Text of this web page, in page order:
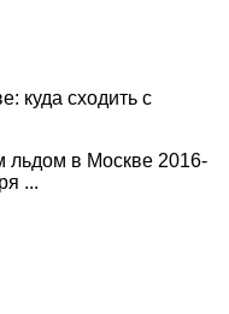
куда сходить с
льдoм в Mocквe 2016-
...